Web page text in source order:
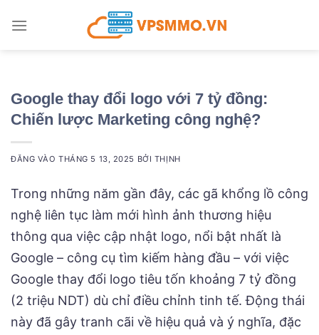
qua
Google thay đổi logo với 7 tỷ đồng:
Chiến lược Marketing công nghệ?
ĐĂNG VÀOTHÁNG 5 13, 2025 BỞI THỊNH
Trong những năm gần đây, các gã khổng lồ công
nghệ liên tục làm mới hình ảnh thương hiệu
thông qua việc cập nhật logo, nổi bật nhất là
Google – công cụ tìm kiếm hàng đầu – với việc
Google thay đổi logo tiêu tốn khoảng 7 tỷ đồng
(2 triệu NDT) dù chỉ điều chỉnh tinh tế. Động thái
này đã gây tranh cãi về hiệu quả và ý nghĩa, đặc